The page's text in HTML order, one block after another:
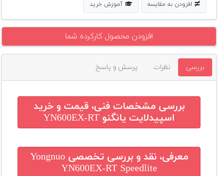
افزودن به مقایسه آموزش خرید
افزودن محصول کارکرده شما
بررسی نظرات پرسش و پاسخ
بررسی مشخصات فنی، قیمت و خرید
اسپیدلایت یانگنو YN600EX-RT
معرفی، نقد و بررسی تخصصیYongnuo
YN600EX-RT Speedlite